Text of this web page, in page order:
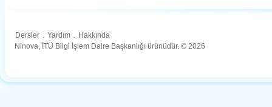
Dersler . Yardım . Hakkında
Ninova, İTÜ Bilgi İşlem Daire Başkanlığı ürünüdür. © 2026